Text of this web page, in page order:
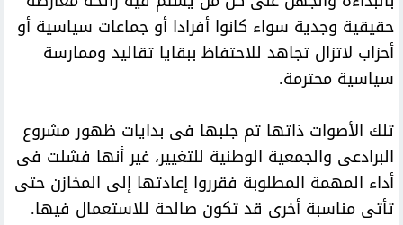
حقيقية وجدية سواء كانوا أفرادا أو جماعات سياسية أو
أحزاب لاتزال تجاهد للاحتفاظ ببقايا تقاليد وممارسة
سياسية محترمة.
تلك الأصوات ذاتها تم جلبها فى بدايات ظهور مشروع
البرادعى والجمعية الوطنية للتغيير، غير أنها فشلت فى
أداء المهمة المطلوبة فقرروا إعادتها إلى المخازن حتى
تأتى مناسبة أخرى قد تكون صالحة للاستعمال فيها.